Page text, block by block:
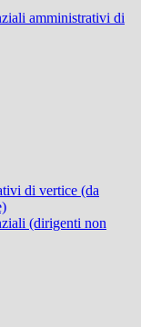
amministrativi di
di vertice (da
(dirigenti non